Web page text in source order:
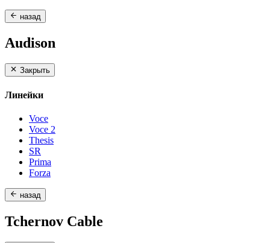
назад
Audison
Закрыть
Линейки
Voce
Voce 2
Thesis
SR
Prima
Forza
назад
Tchernov Cable